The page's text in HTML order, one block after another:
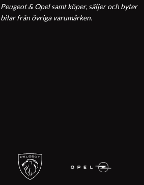
& Opel samt köper, säljer och byter
från övriga varumärken.